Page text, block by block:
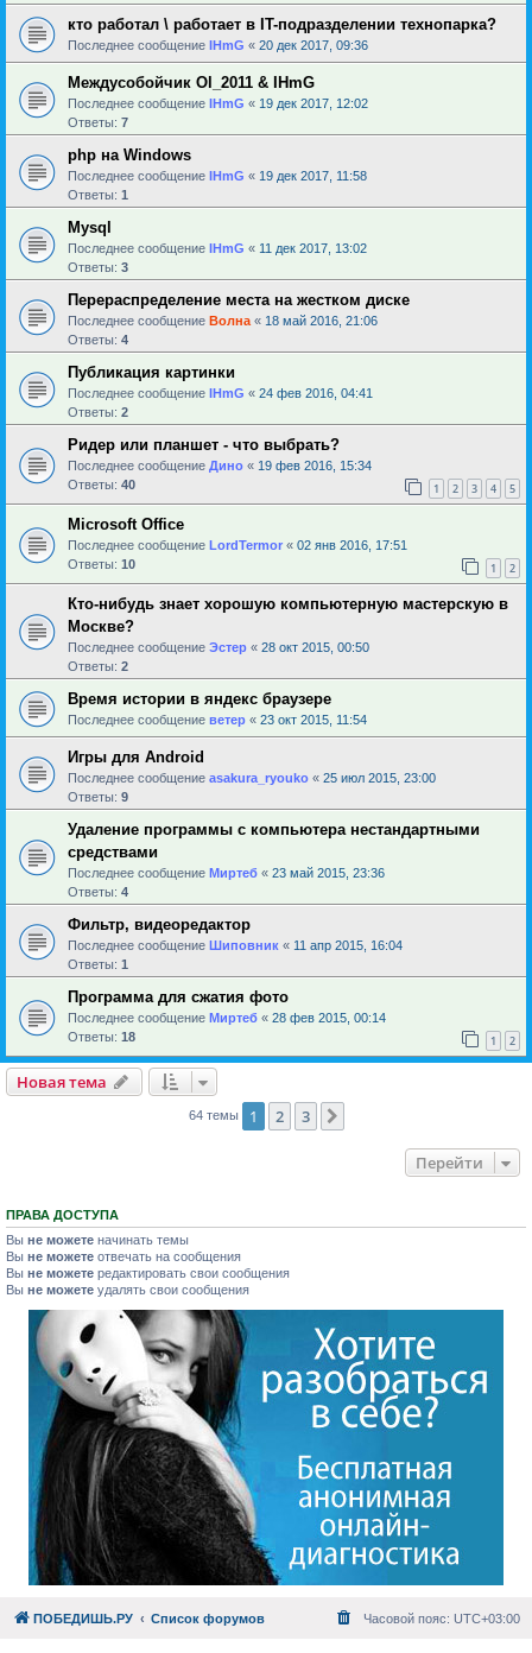
кто работал \ работает в IT-подразделении технопарка?
Последнее сообщение IHmG « 20 дек 2017, 09:36
Междусобойчик Ol_2011 & IHmG
Последнее сообщение IHmG « 19 дек 2017, 12:02
Ответы: 7
php на Windows
Последнее сообщение IHmG « 19 дек 2017, 11:58
Ответы: 1
Mysql
Последнее сообщение IHmG « 11 дек 2017, 13:02
Ответы: 3
Перераспределение места на жестком диске
Последнее сообщение Волна « 18 май 2016, 21:06
Ответы: 4
Публикация картинки
Последнее сообщение IHmG « 24 фев 2016, 04:41
Ответы: 2
Ридер или планшет - что выбрать?
Последнее сообщение Дино « 19 фев 2016, 15:34
Ответы: 40 1 2 3 4 5
Microsoft Office
Последнее сообщение LordTermor « 02 янв 2016, 17:51
Ответы: 10 1 2
Кто-нибудь знает хорошую компьютерную мастерскую в
Москве?
Последнее сообщение Эстер « 28 окт 2015, 00:50
Ответы: 2
Время истории в яндекс браузере
Последнее сообщение ветер « 23 окт 2015, 11:54
Игры для Android
Последнее сообщение asakura_ryouko « 25 июл 2015, 23:00
Ответы: 9
Удаление программы с компьютера нестандартными
средствами
Последнее сообщение Миртеб « 23 май 2015, 23:36
Ответы: 4
Фильтр, видеоредактор
Последнее сообщение Шиповник « 11 апр 2015, 16:04
Ответы: 1
Программа для сжатия фото
Последнее сообщение Миртеб « 28 фев 2015, 00:14
Ответы: 18 1 2
Новая тема
64 темы 1 2 3
Перейти
ПРАВА ДОСТУПА
Вы не можете начинать темы
Вы не можете отвечать на сообщения
Вы не можете редактировать свои сообщения
Вы не можете удалять свои сообщения
ПОБЕДИШЬ.РУ Список форумов Часовой пояс: UTC+03:00